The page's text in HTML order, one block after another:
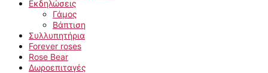
Εκδηλώσεις
Γάμος
Βάπτιση
Συλλυπητήρια
Forever roses
Rose Bear
Δωροεπιταγές